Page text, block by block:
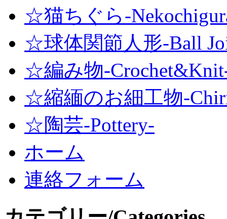
☆猫ちぐら-
☆球体関節人形-Ball
☆編み物-
☆縮緬のお細工物-
☆陶芸-Pottery-
ホーム
連絡フォーム